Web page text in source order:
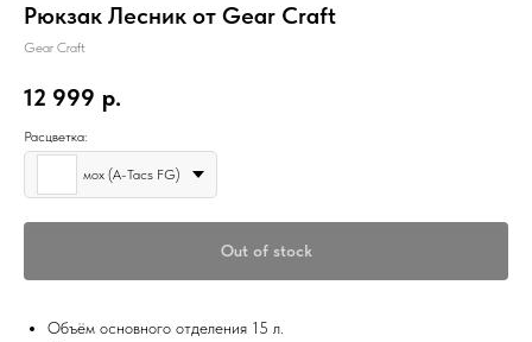
Рюкзак Лесник от Gear Craft
Gear Craft
12 999 р.
Расцветка:
мох (A-Tacs FG)
Out of stock
Объём основного отделения 15 л.